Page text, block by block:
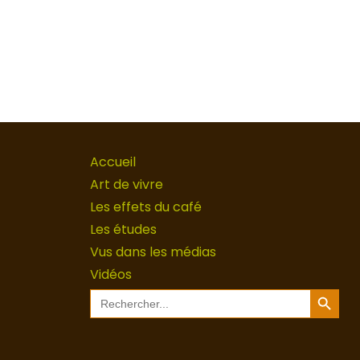
Accueil
Art de vivre
Les effets du café
Les études
Vus dans les médias
Vidéos
Search
for:
Search Button